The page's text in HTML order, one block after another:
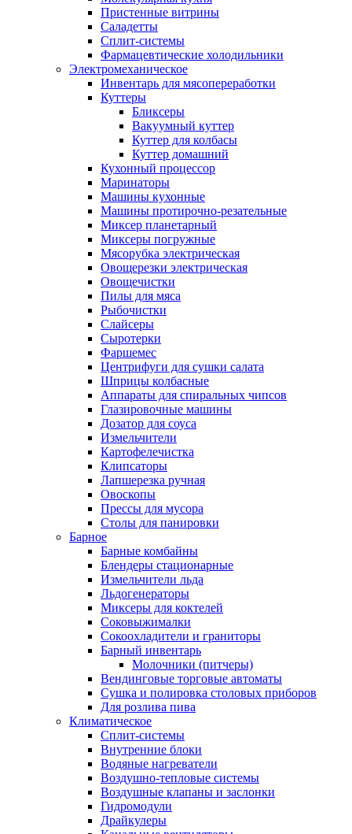
Пристенные витрины
Саладетты
Сплит-системы
Фармацевтические холодильники
Электромеханическое
Инвентарь для мясопереработки
Куттеры
Бликсеры
Вакуумный куттер
Куттер для колбасы
Куттер домашний
Кухонный процессор
Маринаторы
Машины кухонные
Машины протирочно-резательные
Миксер планетарный
Миксеры погружные
Мясорубка электрическая
Овощерезки электрическая
Овощечистки
Пилы для мяса
Рыбочистки
Слайсеры
Сыротерки
Фаршемес
Центрифуги для сушки салата
Шприцы колбасные
Аппараты для спиральных чипсов
Глазировочные машины
Дозатор для соуса
Измельчители
Картофелечистка
Клипсаторы
Лапшерезка ручная
Овоскопы
Прессы для мусора
Столы для панировки
Барное
Барные комбайны
Блендеры стационарные
Измельчители льда
Льдогенераторы
Миксеры для коктелей
Соковыжималки
Сокоохладители и граниторы
Барный инвентарь
Молочники (питчеры)
Вендинговые торговые автоматы
Сушка и полировка столовых приборов
Для розлива пива
Климатическое
Сплит-системы
Внутренние блоки
Водяные нагреватели
Воздушно-тепловые системы
Воздушные клапаны и заслонки
Гидромодули
Драйкулеры